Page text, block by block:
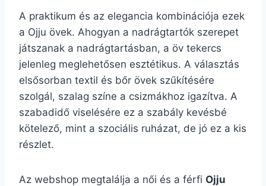
A praktikum és az elegancia kombinációja ezek
a Ojju övek. Ahogyan a nadrágtartók szerepet
játszanak a nadrágtartásban, a öv tekercs
jelenleg meglehetősen esztétikus. A választás
elsősorban textil és bőr övek szűkítésére
szolgál, szalag színe a csizmákhoz igazítva. A
szabadidő viselésére ez a szabály kevésbé
kötelező, mint a szociális ruházat, de jó ez a kis
részlet.
Az webshop megtalálja a női és a férfi Ojju